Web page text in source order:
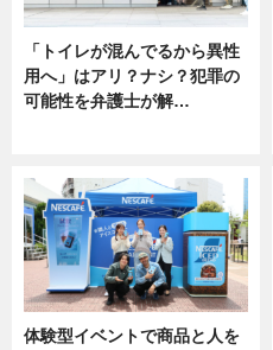
「トイレが混んでるから異性
用へ」はアリ？ナシ？犯罪の
可能性を弁護士が解…
体験型イベントで商品と人を